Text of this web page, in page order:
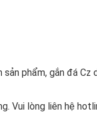
phẩm, gắn đá Cz
Vui lòng liên hệ